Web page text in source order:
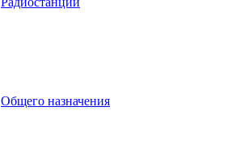
Общего назначения